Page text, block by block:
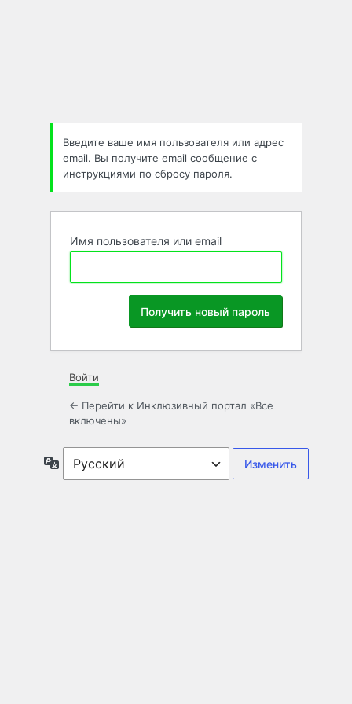
Введите ваше имя пользователя или адрес
email. Вы получите email сообщение с
инструкциями по сбросу пароля.
Имя пользователя или email
Войти
← Перейти к Инклюзивный портал «Все
включены»
Язык